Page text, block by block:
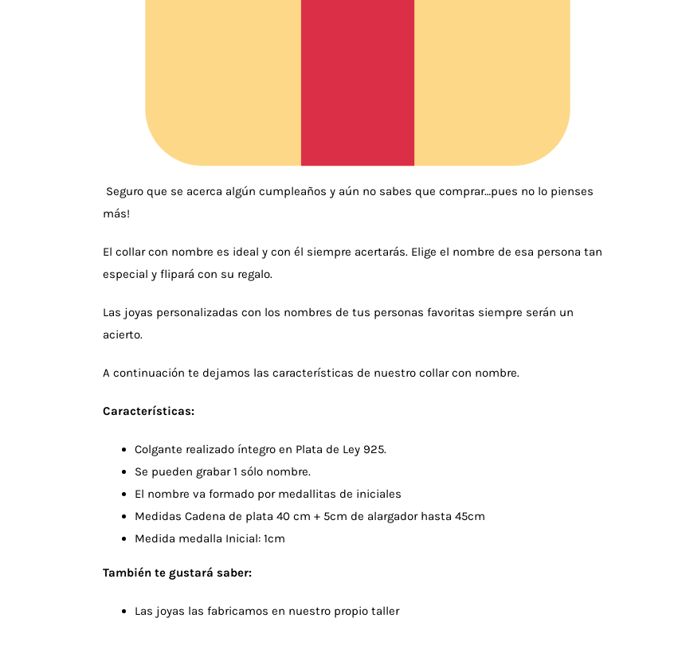
Seguro que se acerca algún cumpleaños y aún no sabes que comprar…pues no lo pienses
más!
El collar con nombre es ideal y con él siempre acertarás. Elige el nombre de esa persona tan
especial y flipará con su regalo.
Las joyas personalizadas con los nombres de tus personas favoritas siempre serán un
acierto.
A continuación te dejamos las características de nuestro collar con nombre.
Características:
Colgante realizado íntegro en Plata de Ley 925.
Se pueden grabar 1 sólo nombre.
El nombre va formado por medallitas de iniciales
Medidas Cadena de plata 40 cm + 5cm de alargador hasta 45cm
Medida medalla Inicial: 1cm
También te gustará saber:
Las joyas las fabricamos en nuestro propio taller